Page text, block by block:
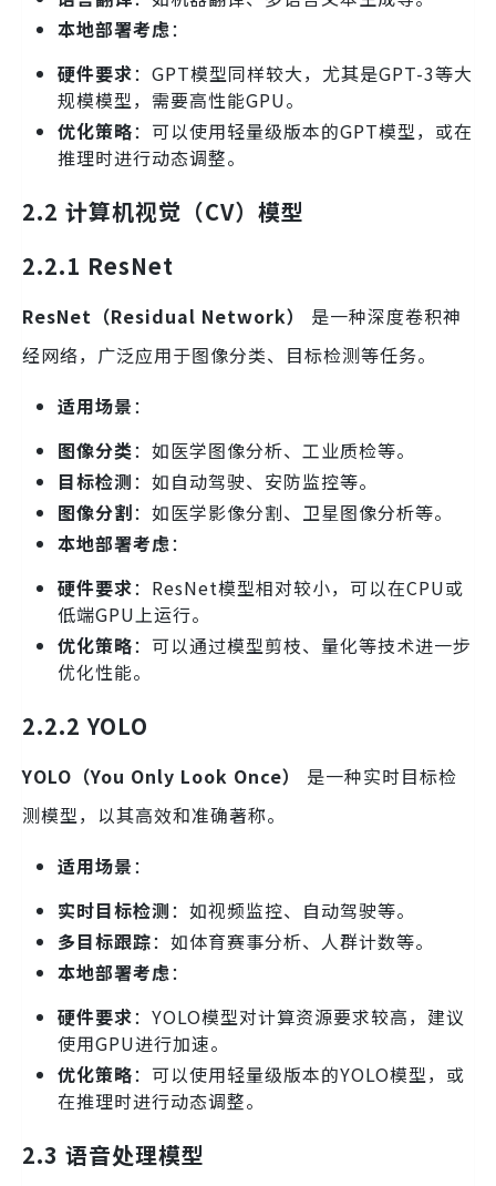
本地部署考虑：
硬件要求：GPT模型同样较大，尤其是GPT-3等大
规模模型，需要高性能GPU。
优化策略：可以使用轻量级版本的GPT模型，或在
推理时进行动态调整。
2.2 计算机视觉（CV）模型
2.2.1 ResNet
ResNet（Residual Network）
是一种深度卷积神
经网络，广泛应用于图像分类、目标检测等任务。
适用场景：
图像分类：如医学图像分析、工业质检等。
目标检测：如自动驾驶、安防监控等。
图像分割：如医学影像分割、卫星图像分析等。
本地部署考虑：
硬件要求：ResNet模型相对较小，可以在CPU或
低端GPU上运行。
优化策略：可以通过模型剪枝、量化等技术进一步
优化性能。
2.2.2 YOLO
YOLO（You Only Look Once）
是一种实时目标检
测模型，以其高效和准确著称。
适用场景：
实时目标检测：如视频监控、自动驾驶等。
多目标跟踪：如体育赛事分析、人群计数等。
本地部署考虑：
硬件要求：YOLO模型对计算资源要求较高，建议
使用GPU进行加速。
优化策略：可以使用轻量级版本的YOLO模型，或
在推理时进行动态调整。
2.3 语音处理模型